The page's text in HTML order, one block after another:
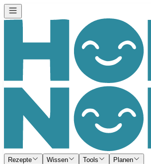
Rezepte Wissen Tools Planen